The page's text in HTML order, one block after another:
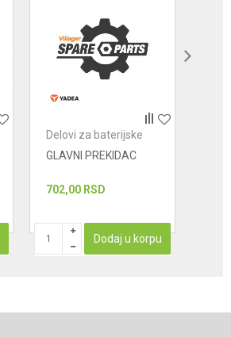
Delovi za baterijske
GLAVNI PREKIDAC
702,00 RSD
Dodaj u korpu